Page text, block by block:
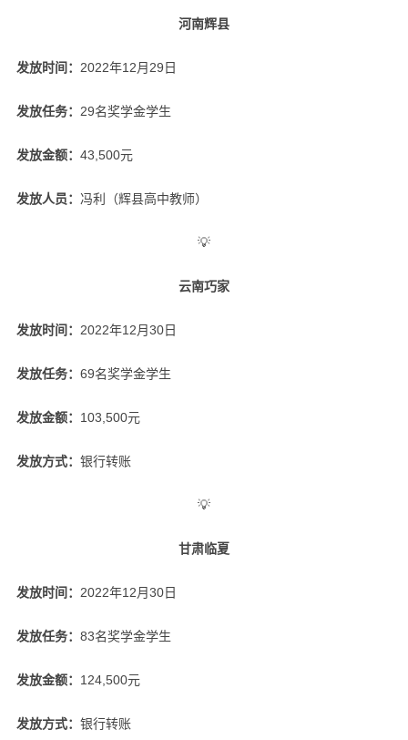
河南辉县
发放时间： 2022年12月29日
发放任务： 29名奖学金学生
发放金额： 43,500元
发放人员： 冯利（辉县高中教师）
💡
云南巧家
发放时间： 2022年12月30日
发放任务： 69名奖学金学生
发放金额： 103,500元
发放方式： 银行转账
💡
甘肃临夏
发放时间： 2022年12月30日
发放任务： 83名奖学金学生
发放金额： 124,500元
发放方式： 银行转账